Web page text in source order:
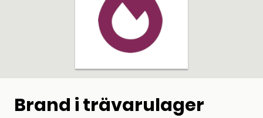
Brand i trävarulager